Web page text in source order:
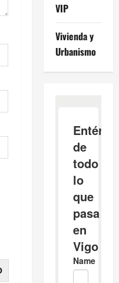
VIP
Vivienda y
Urbanismo